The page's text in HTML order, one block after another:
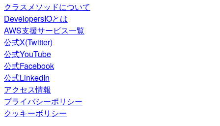
クラスメソッドについて
DevelopersIOとは
AWS支援サービス一覧
公式X(Twitter)
公式YouTube
公式Facebook
公式LinkedIn
アクセス情報
プライバシーポリシー
クッキーポリシー